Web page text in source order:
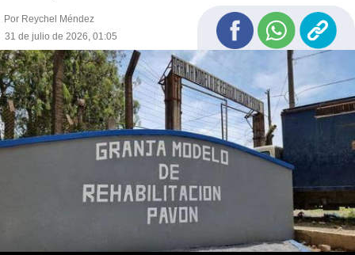
Por Reychel Méndez
31 de julio de 2026, 01:05